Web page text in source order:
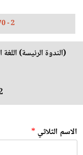
- 2
(الندوة الرئيسة)
22
الاسم الثلاثي *